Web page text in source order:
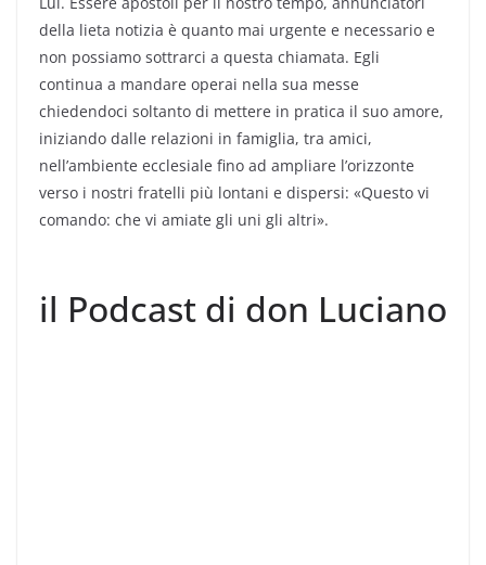
della lieta notizia è quanto mai urgente e necessario e
non possiamo sottrarci a questa chiamata. Egli
continua a mandare operai nella sua messe
chiedendoci soltanto di mettere in pratica il suo amore,
iniziando dalle relazioni in famiglia, tra amici,
nell’ambiente ecclesiale fino ad ampliare l’orizzonte
verso i nostri fratelli più lontani e dispersi: «Questo vi
comando: che vi amiate gli uni gli altri».
il Podcast di don Luciano